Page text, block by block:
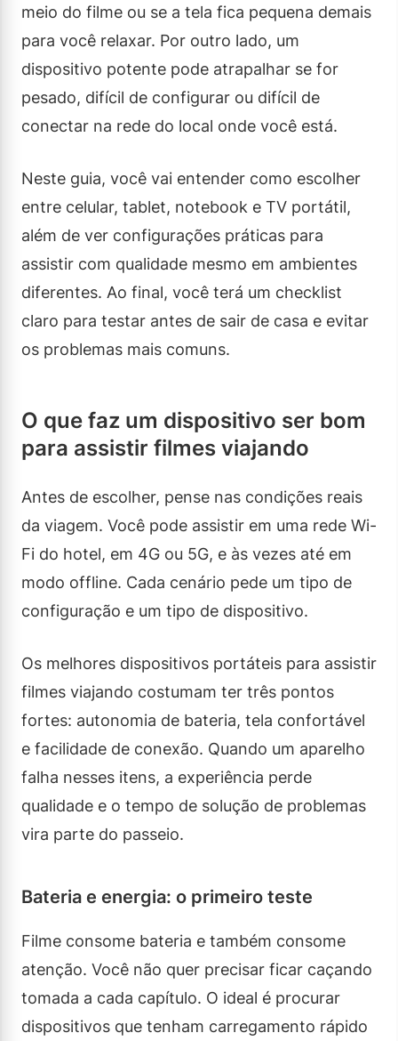
meio do filme ou se a tela fica pequena demais
para você relaxar. Por outro lado, um
dispositivo potente pode atrapalhar se for
pesado, difícil de configurar ou difícil de
conectar na rede do local onde você está.
Neste guia, você vai entender como escolher
entre celular, tablet, notebook e TV portátil,
além de ver configurações práticas para
assistir com qualidade mesmo em ambientes
diferentes. Ao final, você terá um checklist
claro para testar antes de sair de casa e evitar
os problemas mais comuns.
O que faz um dispositivo ser bom
para assistir filmes viajando
Antes de escolher, pense nas condições reais
da viagem. Você pode assistir em uma rede Wi-
Fi do hotel, em 4G ou 5G, e às vezes até em
modo offline. Cada cenário pede um tipo de
configuração e um tipo de dispositivo.
Os melhores dispositivos portáteis para assistir
filmes viajando costumam ter três pontos
fortes: autonomia de bateria, tela confortável
e facilidade de conexão. Quando um aparelho
falha nesses itens, a experiência perde
qualidade e o tempo de solução de problemas
vira parte do passeio.
Bateria e energia: o primeiro teste
Filme consome bateria e também consome
atenção. Você não quer precisar ficar caçando
tomada a cada capítulo. O ideal é procurar
dispositivos que tenham carregamento rápido